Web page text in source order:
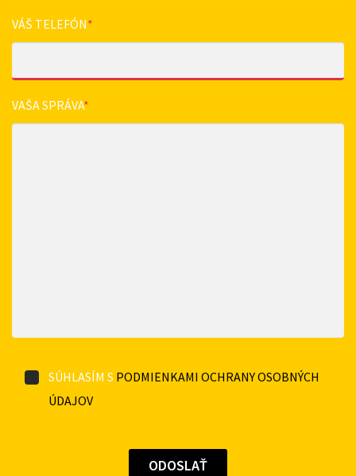
VÁŠ TELEFÓN*
VAŠA SPRÁVA*
SÚHLASÍM S PODMIENKAMI OCHRANY OSOBNÝCH
ÚDAJOV